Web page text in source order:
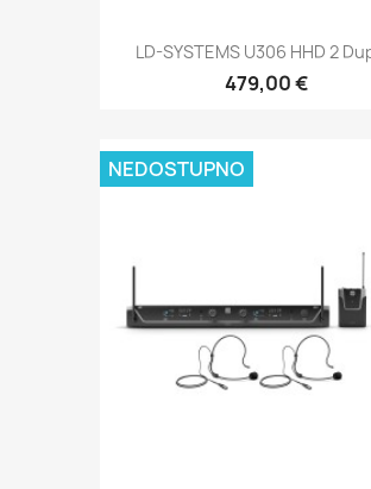
LD-SYSTEMS U306 HHD 2
479,00 €
NEDOSTUPNO